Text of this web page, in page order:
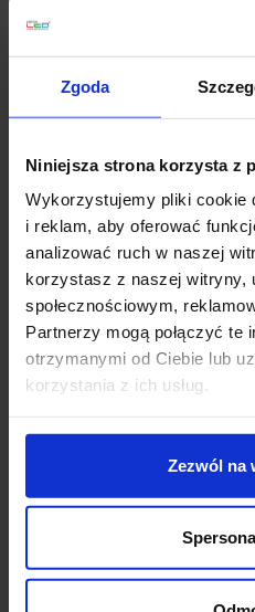
Zgoda
Niniejsza strona korzysta z
Wykorzystujemy pliki cookie
i reklam, aby oferować
analizować ruch w naszej
korzystasz z naszej witryny,
społecznościowym,
Partnerzy mogą połączyć te
otrzymanymi od Ciebie lub
korzystania z ich usług.
Zezwól na
sprzedawana jest w
możliwe jest jej
wyznaczonych. Jest
salonów, kuchni,
ilość światła, blisko 2 razy
Dane techniczne:
Temperatura barwowa:
zimna 6500K
Poziom ochrony: IP40
Wymiary taśmy:
Ilość diod: 300szt.(60
Typ diody: SMD 5630
Kąt świecenia: 120°
Pobór mocy: 14,4W/mb
lm/rolka
Temperatura pracy: od -
Gwarancja: 24 miesiące